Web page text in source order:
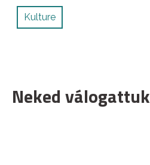
Kulture
Neked válogattuk